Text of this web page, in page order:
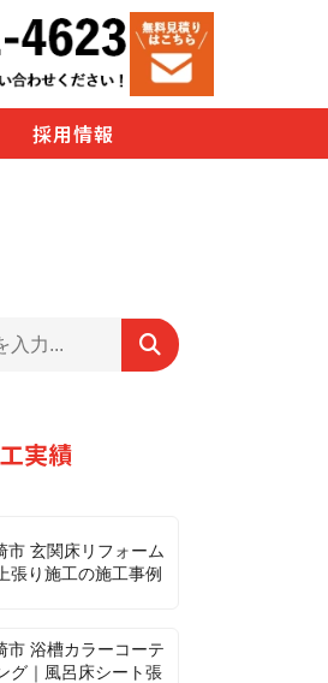
採用情報
実績
市 玄関床リフォーム
張り施工の施工事例
市 浴槽カラーコーテ
グ｜風呂床シート張